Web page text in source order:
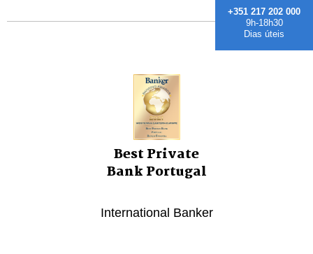
Best Private
Bank Portugal
International Banker
+351 217 202 000
9h-18h30
Dias úteis